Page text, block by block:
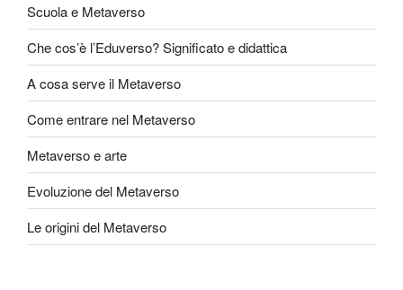
Scuola e Metaverso
Che cos’è l’Eduverso? Significato e didattica
A cosa serve il Metaverso
Come entrare nel Metaverso
Metaverso e arte
Evoluzione del Metaverso
Le origini del Metaverso